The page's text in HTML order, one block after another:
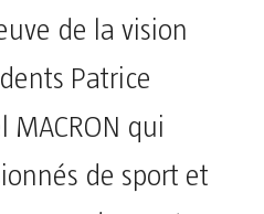
de la vision
Patrice
MACRON qui
de sport et